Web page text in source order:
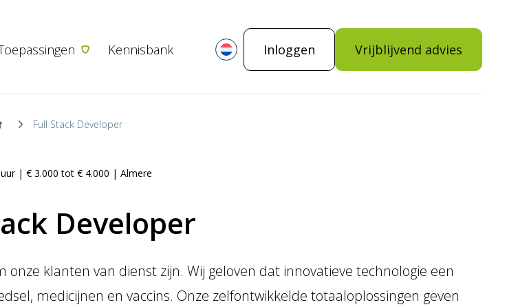
Kennisbank Inloggen Vrijblijvend advies
Full Stack Developer
| € 3.000 tot € 4.000 | Almere
Developer
klanten van dienst zijn. Wij geloven dat innovatieve technologie een
medicijnen en vaccins. Onze zelfontwikkelde totaaloplossingen geven